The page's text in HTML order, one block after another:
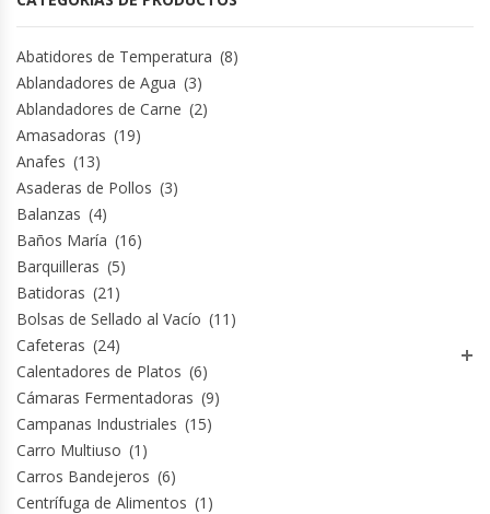
Moledoras De Carne
Molinillos Para Café
Mural De Lácteos
Ofertas Del Mes
Ollas Arroceras
Ovilladoras – Divisoras De Masa
Peladora De Papas
Picador De Hielo
Abatidores de Temperatura (8)
Ablandadores de Agua (3)
Ablandadores de Carne (2)
Amasadoras (19)
Anafes (13)
Asaderas de Pollos (3)
Balanzas (4)
Baños María (16)
Barquilleras (5)
Batidoras (21)
Bolsas de Sellado al Vacío (11)
Cafeteras (24)
Calentadores de Platos (6)
Cámaras Fermentadoras (9)
Campanas Industriales (15)
Carro Multiuso (1)
Carros Bandejeros (6)
Centrífuga de Alimentos (1)